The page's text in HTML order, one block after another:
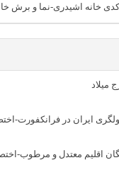
کدی خانه اشیدری-نما و برش
میلاد
ایران در فرانکفورت-
اقلیم معتدل و مرطوب-